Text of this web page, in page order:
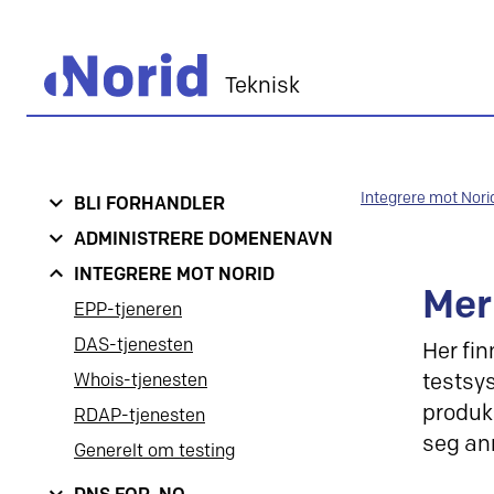
Teknisk
Integrere mot
Her
seg
BLI FORHANDLER
ADMINISTRERE DOMENENAVN
INTEGRERE MOT NORID
EPP-tjeneren
DAS-tjenesten
Whois-tjenesten
RDAP-tjenesten
Generelt om testing